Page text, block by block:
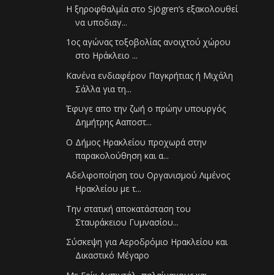
Η ξηροφθαλμία στο Sjögren’s εξακολουθεί
να υποδιαγ...
1ος αγώνας τοξοβολίας ανοιχτού χώρου
στο Ηράκλειο ...
Κανένα ενδιαφέρον Παγκρήτιας ή Μιχάλη
Σάλλα για τη...
Έφυγε απο την ζωή ο πρώην υπουργός
Δημήτρης Ααποστ...
Ο Δήμος Ηρακλείου προχωρά στην
παρακολούθηση και α...
Αδελφοποίηση του Οργανισμού Λιμένος
Ηρακλείου με τ...
Την στατική αποκατάσταση του
Σταυράκειου Γυμνασίου...
Σύσκεψη για Αεροδρόμιο Ηρακλείου και
Δικαστικό Μέγαρο